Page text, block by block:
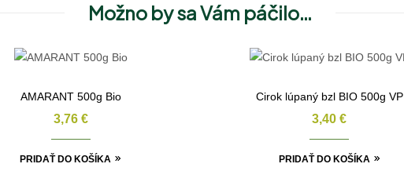
Možno by sa Vám páčilo…
AMARANT 500g Bio
3,76 €
PRIDAŤ DO KOŠÍKA
Cirok lúpaný bzl BIO 500g VP
3,40€
PRIDAŤ DO KOŠÍKA